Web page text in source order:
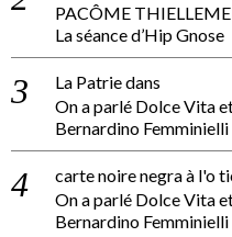
PACÔME
La séance d’Hip Gnose
La Patriedans
On a parlé Dolce Vita
Bernardino Femminielli
carte noire negra à l'o
On a parlé Dolce Vita
Bernardino Femminielli